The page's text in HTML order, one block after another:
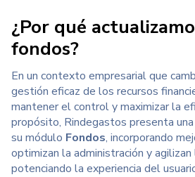
¿Por qué
fondos?
En un contexto empresarial que
gestión eficaz de los recursos
mantener el control y maximizar la
propósito, Rindegastos presenta
su módulo Fondos, incorporando
optimizan la administración y
potenciando la experiencia del